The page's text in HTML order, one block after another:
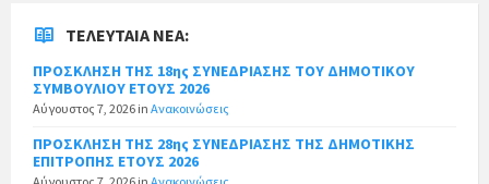
ΤΕΛΕΥΤΑΊΑ ΝΈΑ:
ΠΡΟΣΚΛΗΣΗ ΤΗΣ 18ης ΣΥΝΕΔΡΙΑΣΗΣ ΤΟΥ ΔΗΜΟΤΙΚΟΥ
ΣΥΜΒΟΥΛΙΟΥ ΕΤΟΥΣ 2026
Αύγουστος 7, 2026 in Ανακοινώσεις
ΠΡΟΣΚΛΗΣΗ ΤΗΣ 28ης ΣΥΝΕΔΡΙΑΣΗΣ ΤΗΣ ΔΗΜΟΤΙΚΗΣ
ΕΠΙΤΡΟΠΗΣ ΕΤΟΥΣ 2026